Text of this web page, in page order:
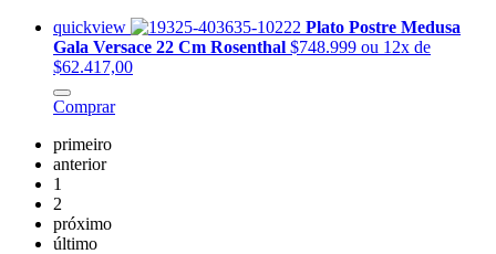
quickview
Plato Postre Medusa
Gala Versace 22 Cm Rosenthal $748.999 ou 12x de
$62.417,00
Comprar
primeiro
anterior
1
2
próximo
último